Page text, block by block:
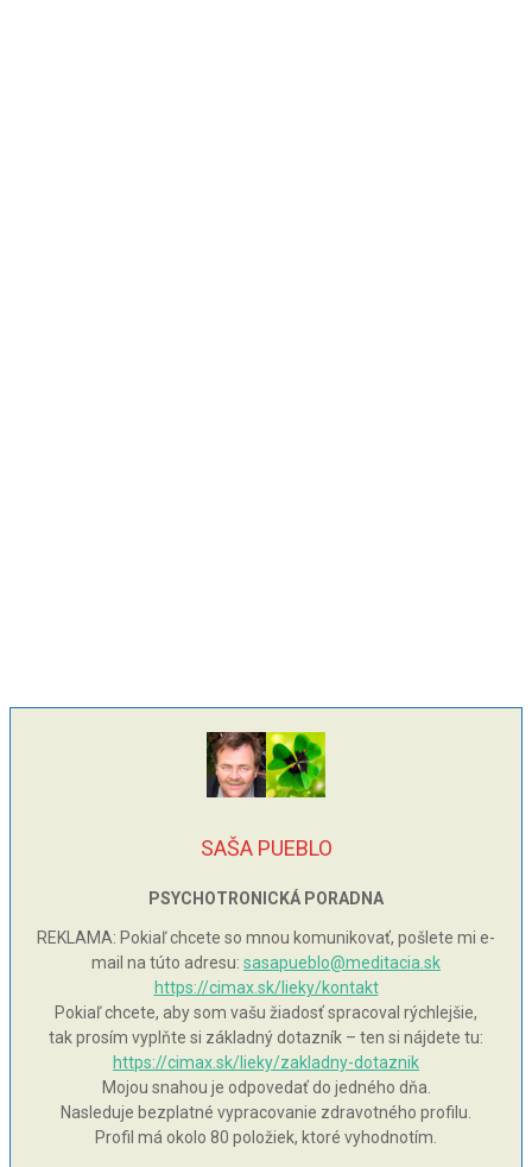
SAŠA PUEBLO
PSYCHOTRONICKÁ PORADNA
REKLAMA: Pokiaľ chcete so mnou komunikovať, pošlete mi e-
mail na túto adresu: sasapueblo@meditacia.sk
https://cimax.sk/lieky/kontakt
Pokiaľ chcete, aby som vašu žiadosť spracoval rýchlejšie,
tak prosím vyplňte si základný dotazník – ten si nájdete tu:
https://cimax.sk/lieky/zakladny-dotaznik
Mojou snahou je odpovedať do jedného dňa.
Nasleduje bezplatné vypracovanie zdravotného profilu.
Profil má okolo 80 položiek, ktoré vyhodnotím.